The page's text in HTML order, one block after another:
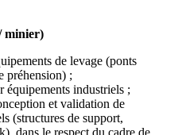
minier)
de levage (ponts
préhension) ;
équipements industriels ;
et validation de
(structures de support,
dans le respect du cadre de